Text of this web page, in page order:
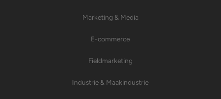
Marketing & Media
E-commerce
Fieldmarketing
Industrie & Maakindustrie